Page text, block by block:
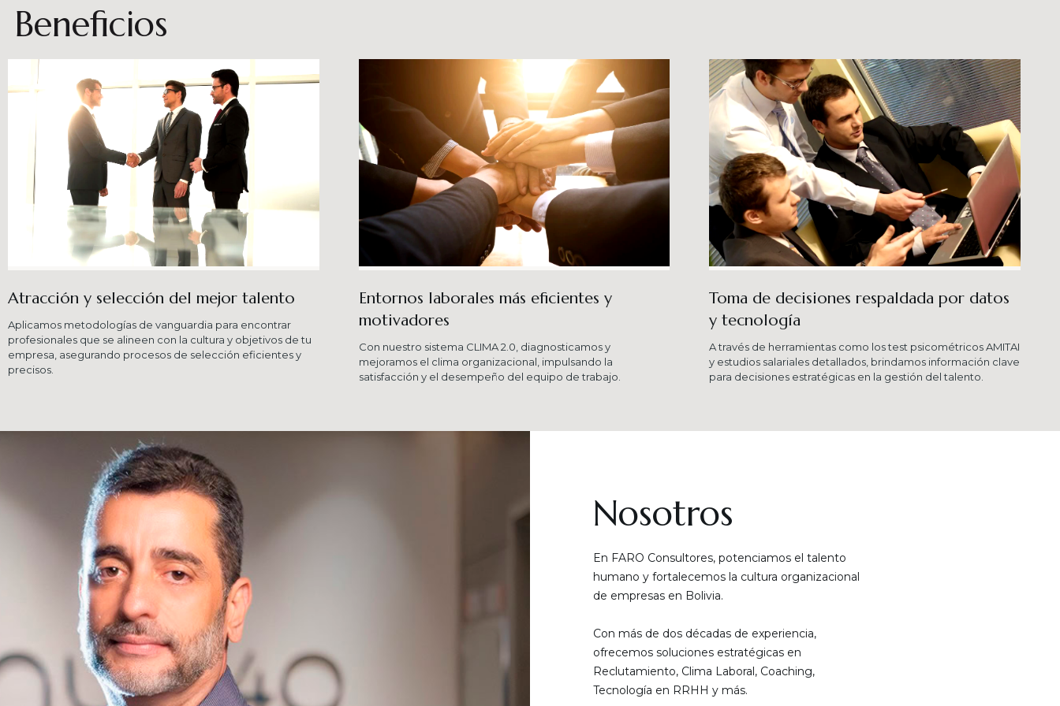
Beneficios
Atracción y selección del mejor talento
Aplicamos metodologías de vanguardia para encontrar
profesionales que se alineen con la cultura y objetivos de tu
empresa, asegurando procesos de selección eficientes y
precisos.
Entornos laborales más eficientes y
motivadores
Con nuestro sistema CLIMA 2.0, diagnosticamos y
mejoramos el clima organizacional, impulsando la
satisfacción y el desempeño del equipo de trabajo.
Toma de decisiones respaldada por datos
y tecnología​
A través de herramientas como los test psicométricos AMITAI
y estudios salariales detallados, brindamos información clave
para decisiones estratégicas en la gestión del talento.
Nosotros
En FARO Consultores, potenciamos el talento
humano y fortalecemos la cultura organizacional
de empresas en Bolivia.
Con más de dos décadas de experiencia,
ofrecemos soluciones estratégicas en
Reclutamiento, Clima Laboral, Coaching,
Tecnología en RRHH y más.